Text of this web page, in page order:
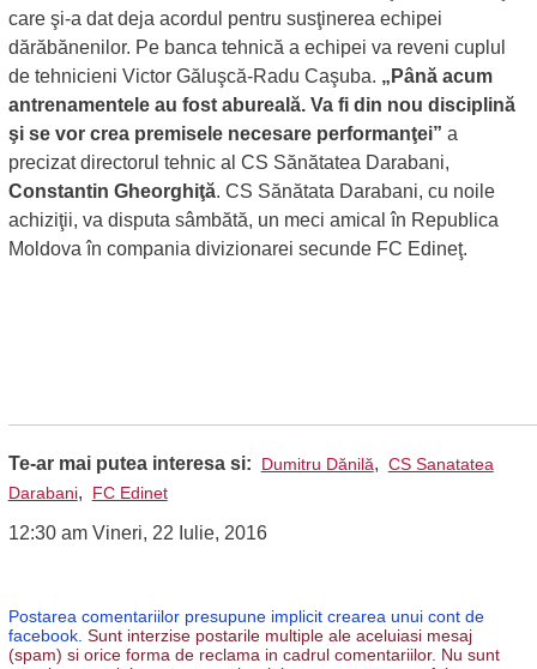
care şi-a dat deja acordul pentru susţinerea echipei
dărăbănenilor. Pe banca tehnică a echipei va reveni cuplul
de tehnicieni Victor Găluşcă-Radu Caşuba. „Până acum
antrenamentele au fost abureală. Va fi din nou disciplină
şi se vor crea premisele necesare performanţei” a
precizat directorul tehnic al CS Sănătatea Darabani,
Constantin Gheorghiţă. CS Sănătata Darabani, cu noile
achiziţii, va disputa sâmbătă, un meci amical în Republica
Moldova în compania divizionarei secunde FC Edineţ.
Te-ar mai putea interesa si: Dumitru Dănilă, CS Sanatatea
Darabani, FC Edinet
12:30 am Vineri, 22 Iulie, 2016
Postarea comentariilor presupune implicit crearea unui cont de
facebook. Sunt interzise postarile multiple ale aceluiasi mesaj
(spam) si orice forma de reclama in cadrul comentariilor. Nu sunt